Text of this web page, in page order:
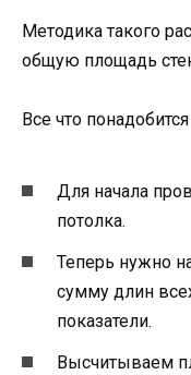
Методика такого
общую площадь
Все что
Для начала
потолка.
Теперь нужно
сумму длин
показатели.
Высчитываем